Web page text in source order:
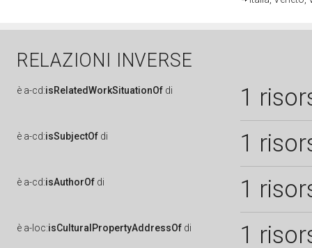
RELAZIONI INVERSE
è a-cd:isRelatedWorkSituationOf di 1
è a-cd:isSubjectOf di 1
è a-cd:isAuthorOf di 1
è a-loc:isCulturalPropertyAddressOf di 1